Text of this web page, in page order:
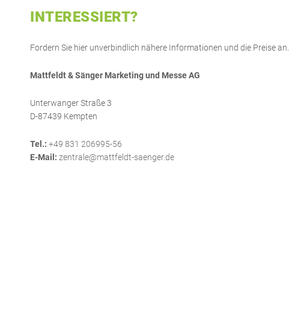
INTERESSIERT?
Fordern Sie hier unverbindlich nähere Informationen und die Preise an.
Mattfeldt & Sänger Marketing und Messe AG
Unterwanger Straße 3
D-87439 Kempten
Tel.: +49 831 206995-56
E-Mail: zentrale@mattfeldt-saenger.de